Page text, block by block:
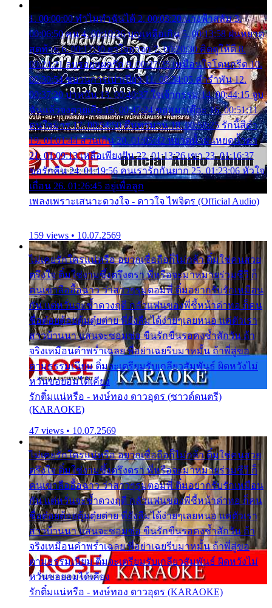
1. 00:00:00 ทำไมทำฉันได้ 2. 00:03:20 นางฟ้าสลัม 3.
00:06:50 คน 4. 00:10:36 บุญเหลือเกิน 5. 00:13:58 ฝนหยาด
สุดท้าย 6. 00:17:30 ยาใจยาจก 7. 00:20:30 คิดดูให้ดี 8.
00:24:21 ลบรอยแผลรัก 9. 00:27:35 เหมือนใจโดนกรีด 10.
00:30:54 ขบวนการเปาเปียว 11. 00:34:05 คำรำพัน 12.
00:37:20 ปาหนัน 13. 00:40:37 ใจเจ้ากรรม 14. 00:44:15 จูบ
ฉันแล้วจงตายเสีย 15. 00:47:24 ขอสูมาเต๊อะ 16. 00:51:11
คนใจมาร 17. 00:54:50 คืนทรมาน 18. 00:58:25 รักนี้สีดำ
19. 01:01:44 ส่วนเกิน 20. 01:05:42 หยาดน้ำฝนหยดน้ำตา
21. 01:09:13 เหลือเพียงฝัน 22. 01:13:26 เขา 23. 01:16:37
ขอรักคืน 24. 01:19:56 คนเรารักกันยาก 25. 01:23:06 หัวใจ
เถื่อน 26. 01:26:45 อยู่เพื่อลูก
เพลงเพราะเสนาะดวงใจ - ดาวใจ ไพจิตร (Official Audio)
159 views • 10.07.2569
ไม่เคยรักใครแน่หรือ อยากเชื่อถือก็ไม่กล้า ติ๋มใช่คนสวย
ตรึงใจ ติ๋มใช่งามซึ้งตรึงตรา พี่หรือจะมาหมายร่วมชีวี ก็
คนเขาลืออื้อฉาว ว่าสาวๆรุมตอมพี่ ติ๋มอยากรับรักเหมือน
กัน แต่หวั่นจะช้ำดวงฤดี กลัวแฟนของพี่ชี้หน้าด่าทอ ก็คน
ชื่อต๋อยต้อยตุ้มตุ๋ยต่าย พี่ยังลืมได้ง่ายๆเลยหนอ แค่ตัวเรา
สาวบ้านนา แสนจะซอมซ่อ ขืนรักขืนรอคงช้ำสักวัน ถ้า
จริงเหมือนคำพร่ำเฉลย พี่อย่าเฉยรีบมาหมั้น ถ้าพี่สู่ขอ
ตามธรรมเนียม ติ๋มจะเตรียมรับเกลียวสัมพันธ์ ผิดหวังไม่
หวั่นขอยอมได้เคียง
รักติ๋มแน่หรือ - หงษ์ทอง ดาวอุดร (ซาวด์ดนตรี)
(KARAOKE)
47 views • 10.07.2569
ไม่เคยรักใครแน่หรือ อยากเชื่อถือก็ไม่กล้า ติ๋มใช่คนสวย
ตรึงใจ ติ๋มใช่งามซึ้งตรึงตรา พี่หรือจะมาหมายร่วมชีวี ก็
คนเขาลืออื้อฉาว ว่าสาวๆรุมตอมพี่ ติ๋มอยากรับรักเหมือน
กัน แต่หวั่นจะช้ำดวงฤดี กลัวแฟนของพี่ชี้หน้าด่าทอ ก็คน
ชื่อต๋อยต้อยตุ้มตุ๋ยต่าย พี่ยังลืมได้ง่ายๆเลยหนอ แค่ตัวเรา
สาวบ้านนา แสนจะซอมซ่อ ขืนรักขืนรอคงช้ำสักวัน ถ้า
จริงเหมือนคำพร่ำเฉลย พี่อย่าเฉยรีบมาหมั้น ถ้าพี่สู่ขอ
ตามธรรมเนียม ติ๋มจะเตรียมรับเกลียวสัมพันธ์ ผิดหวังไม่
หวั่นขอยอมได้เคียง
รักติ๋มแน่หรือ - หงษ์ทอง ดาวอุดร (KARAOKE)